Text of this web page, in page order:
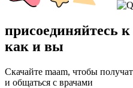
присоединяйтесь
как и вы
Скачайте maam, чтобы
и общаться с врачами